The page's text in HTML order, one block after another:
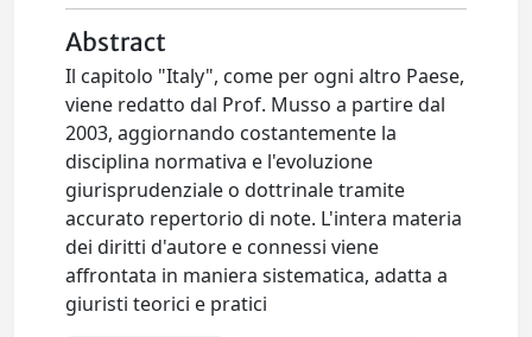
Abstract
Il capitolo "Italy", come per ogni altro Paese,
viene redatto dal Prof. Musso a partire dal
2003, aggiornando costantemente la
disciplina normativa e l'evoluzione
giurisprudenziale o dottrinale tramite
accurato repertorio di note. L'intera materia
dei diritti d'autore e connessi viene
affrontata in maniera sistematica, adatta a
giuristi teorici e pratici